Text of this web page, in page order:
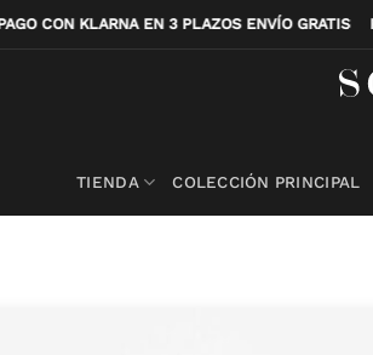
PAGO CON KLARNA EN 3 PLAZOS ENVÍO GRATIS
TIENDA COLECCIÓN PRINCIPAL